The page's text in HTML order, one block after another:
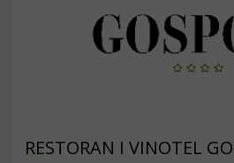
RESTORAN I VINOTEL